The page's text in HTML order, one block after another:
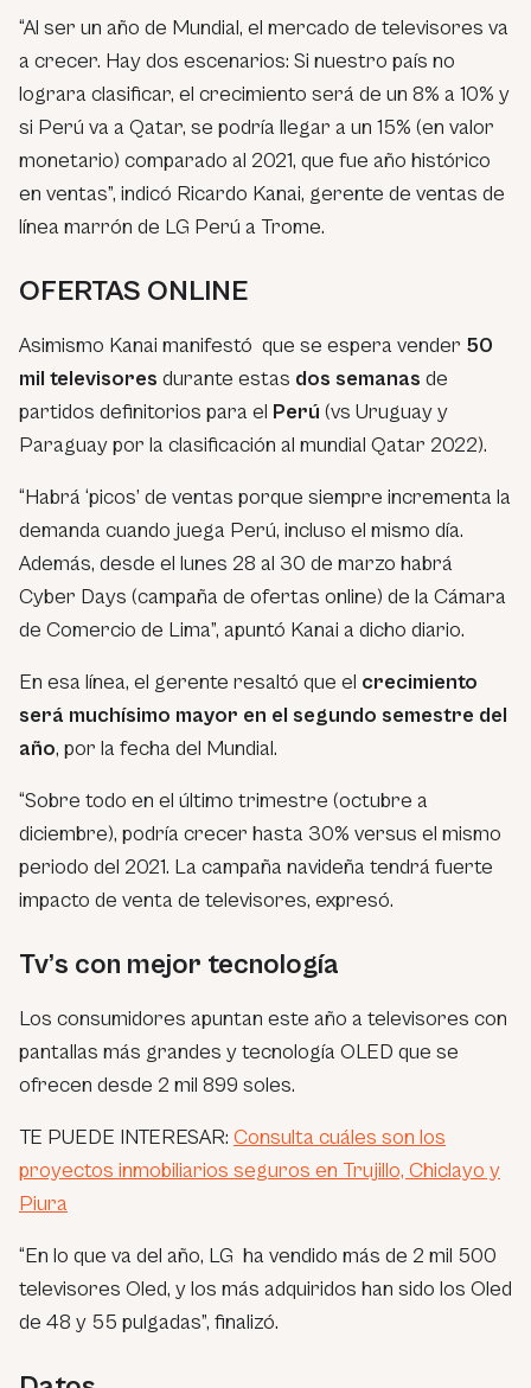
“Al ser un año de Mundial, el mercado de televisores va
a crecer. Hay dos escenarios: Si nuestro país no
lograra clasificar, el crecimiento será de un 8% a 10% y
si Perú va a Qatar, se podría llegar a un 15% (en valor
monetario) comparado al 2021, que fue año histórico
en ventas”, indicó Ricardo Kanai, gerente de ventas de
línea marrón de LG Perú a Trome.
OFERTAS ONLINE
Asimismo Kanai manifestó que se espera vender 50
mil televisores durante estas dos semanas de
partidos definitorios para el Perú (vs Uruguay y
Paraguay por la clasificación al mundial Qatar 2022).
“Habrá ‘picos’ de ventas porque siempre incrementa la
demanda cuando juega Perú, incluso el mismo día.
Además, desde el lunes 28 al 30 de marzo habrá
Cyber Days (campaña de ofertas online) de la Cámara
de Comercio de Lima”, apuntó Kanai a dicho diario.
En esa línea, el gerente resaltó que el crecimiento
será muchísimo mayor en el segundo semestre del
año, por la fecha del Mundial.
“Sobre todo en el último trimestre (octubre a
diciembre), podría crecer hasta 30% versus el mismo
periodo del 2021. La campaña navideña tendrá fuerte
impacto de venta de televisores, expresó.
Tv’s con mejor tecnología
Los consumidores apuntan este año a televisores con
pantallas más grandes y tecnología OLED que se
ofrecen desde 2 mil 899 soles.
TE PUEDE INTERESAR: Consulta cuáles son los
proyectos inmobiliarios seguros en Trujillo, Chiclayo y
Piura
“En lo que va del año, LG ha vendido más de 2 mil 500
televisores Oled, y los más adquiridos han sido los Oled
de 48 y 55 pulgadas”, finalizó.